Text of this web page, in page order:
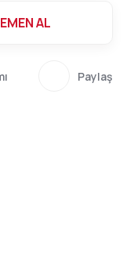
AL
Paylaş